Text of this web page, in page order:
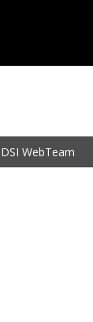
WebTeam